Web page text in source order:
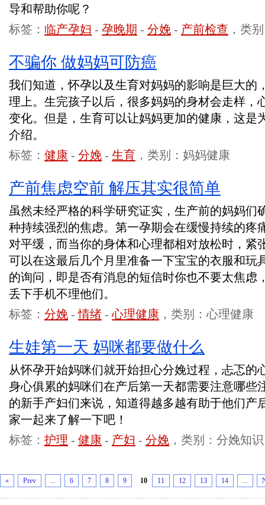
导和帮助你呢？
标签： 临产孕妇 - 孕晚期 - 分娩 - 产前检查 ，类
不骗你 做妈妈可防癌
我们知道，怀孕以及生育对妈妈的影响是巨大的
理上。生完孩子以后，很多妈妈的身材会走样，
变化。但是，生育可以让妈妈更加的健康，这是
介绍。
标签： 健康 - 分娩 - 生育 ，类别：妈妈健康
产前焦虑空前 解压其实很简单
虽然未经严格的科学研究证实，生产前的妈妈们
种持续强烈的焦虑。第一孕期会在缓慢持续的疼
对平缓，而当你的身体和心理都相对放松时，紧
可以在这最后几个月里准备一下宝宝的衣服和玩
的询问，即是否有消息的短信时你也不要太焦虑
丢下手机不理他们。
标签： 分娩 -情绪 -心理健康 ，类别：心理健康
生娃第一天 妈咪都要做什么
从怀孕开始妈咪们就开始担心分娩过程，忐忑的
身心俱累的妈咪们在产后第一天都需要注意哪些
的新手产妇们来说，知道得越多越有助于他们产
家一起来了解一下吧！
标签： 护理 - 健康 - 产妇 - 分娩 ，类别：分娩知识
« Prev ... 6 7 8 9 10 11 12 13 14 ...